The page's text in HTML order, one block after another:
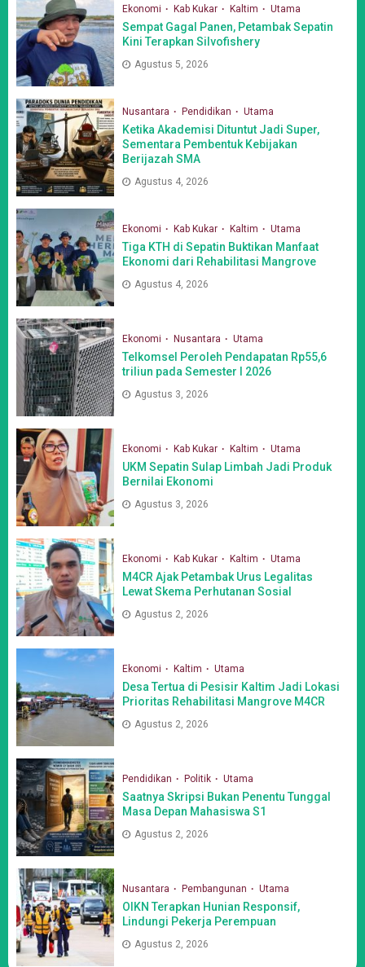
Ekonomi Kab Kukar Kaltim Utama
Sempat Gagal Panen, Petambak Sepatin
Kini Terapkan Silvofishery
Agustus 5, 2026
Nusantara Pendidikan Utama
Ketika Akademisi Dituntut Jadi Super,
Sementara Pembentuk Kebijakan
Berijazah SMA
Agustus 4, 2026
Ekonomi Kab Kukar Kaltim Utama
Tiga KTH di Sepatin Buktikan Manfaat
Ekonomi dari Rehabilitasi Mangrove
Agustus 4, 2026
Ekonomi Nusantara Utama
Telkomsel Peroleh Pendapatan Rp55,6
triliun pada Semester I 2026
Agustus 3, 2026
Ekonomi Kab Kukar Kaltim Utama
UKM Sepatin Sulap Limbah Jadi Produk
Bernilai Ekonomi
Agustus 3, 2026
Ekonomi Kab Kukar Kaltim Utama
M4CR Ajak Petambak Urus Legalitas
Lewat Skema Perhutanan Sosial
Agustus 2, 2026
Ekonomi Kaltim Utama
Desa Tertua di Pesisir Kaltim Jadi Lokasi
Prioritas Rehabilitasi Mangrove M4CR
Agustus 2, 2026
Pendidikan Politik Utama
Saatnya Skripsi Bukan Penentu Tunggal
Masa Depan Mahasiswa S1
Agustus 2, 2026
Nusantara Pembangunan Utama
OIKN Terapkan Hunian Responsif,
Lindungi Pekerja Perempuan
Agustus 2, 2026